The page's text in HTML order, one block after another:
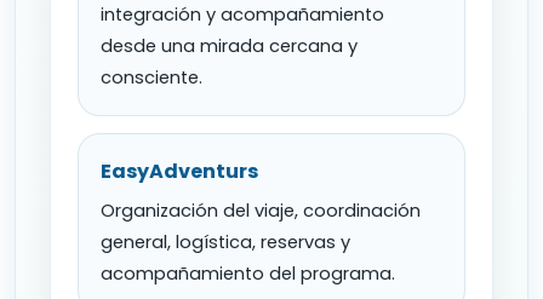
integración y acompañamiento
desde una mirada cercana y
consciente.
EasyAdventurs
Organización del viaje, coordinación
general, logística, reservas y
acompañamiento del programa.